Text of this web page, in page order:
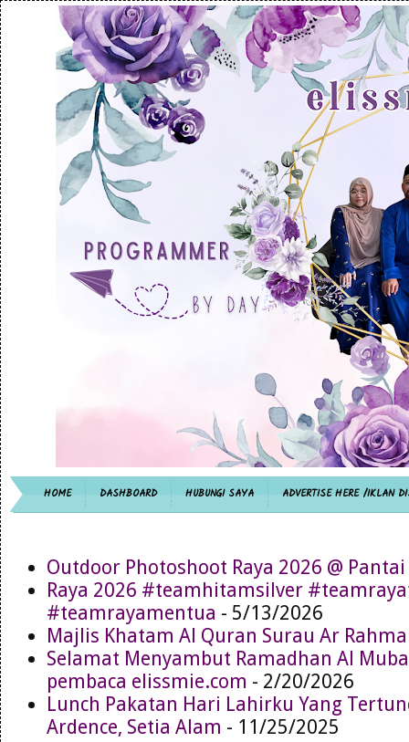
HOME DASHBOARD HUBUNGI SAYA ADVERTISE HERE /IKLAN
Outdoor Photoshoot Raya 2026 @ Pantai
Raya 2026 #teamhitamsilver
#teamrayamentua - 5/13/2026
Majlis Khatam Al Quran Surau Ar
Selamat Menyambut Ramadhan Al
pembaca elissmie.com - 2/20/2026
Lunch Pakatan Hari Lahirku Yang
Ardence, Setia Alam - 11/25/2025